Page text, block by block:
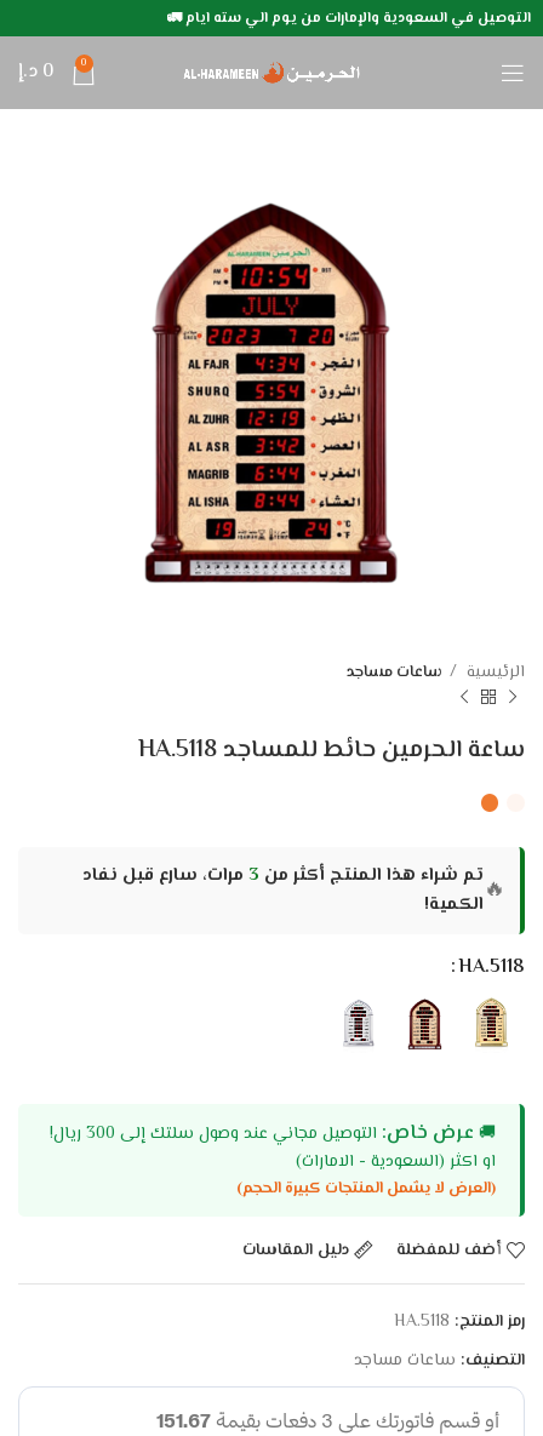
التوصيل في السعودية والإمارات من يوم الي سته ايام 🚛
0
0 د.إ
الرئيسية ساعات مساجد
ساعة الحرمين حائط للمساجد HA.5118
🔥تم شراء هذا المنتج أكثر من 3 مرات، سارع قبل نفاد
الكمية!
HA.5118
🚚 عرض خاص:
التوصيل مجاني عند وصول سلتك إلى 300 ريال!
او اكثر (السعودية - الامارات)
(العرض لا يشمل المنتجات كبيرة الحجم)
أضف للمفضلة دليل المقاسات
رمز المنتج: HA.5118
التصنيف: ساعات مساجد